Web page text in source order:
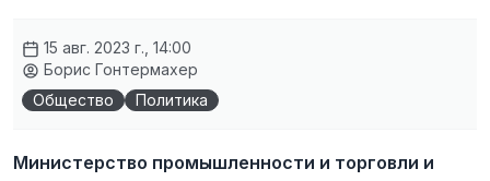
15 авг. 2023 г., 14:00
Борис Гонтермахер
Общество
Политика
Министерство промышленности и торговли и